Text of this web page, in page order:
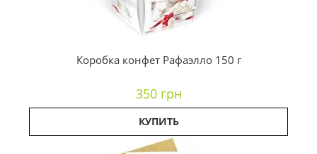
Коробка конфет Рафаэлло 150 г
350 грн
КУПИТЬ